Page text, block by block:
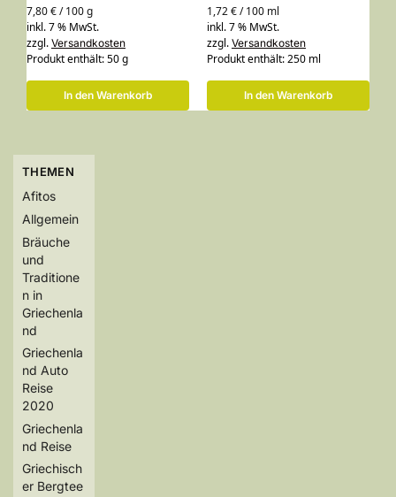
7,80€/100g
inkl. 7 % MwSt.
zzgl. Versandkosten
Produkt enthält: 50g
In den Warenkorb
1,72€/100 ml
inkl. 7 % MwSt.
zzgl. Versandkosten
Produkt enthält: 250 ml
In den Warenkorb
THEMEN
Afitos
Allgemein
Bräuche
und
Traditione
n in
Griechenla
nd
Griechenla
nd Auto
Reise
2020
Griechenla
nd Reise
Griechisch
er Bergtee